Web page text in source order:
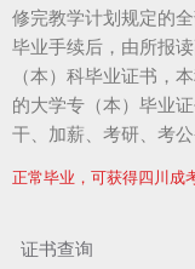
修完教学计划规定的
毕业手续后，由所报
（本）科毕业证书，
的大学专（本）毕业
干、加薪、考研、考
正常毕业，可获得四川成
证书查询